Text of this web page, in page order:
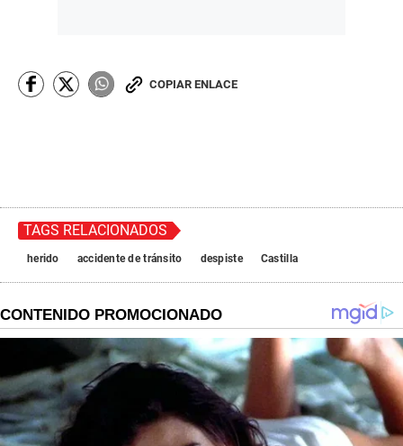
COPIAR ENLACE
TAGS RELACIONADOS
herido accidente de tránsito despiste Castilla